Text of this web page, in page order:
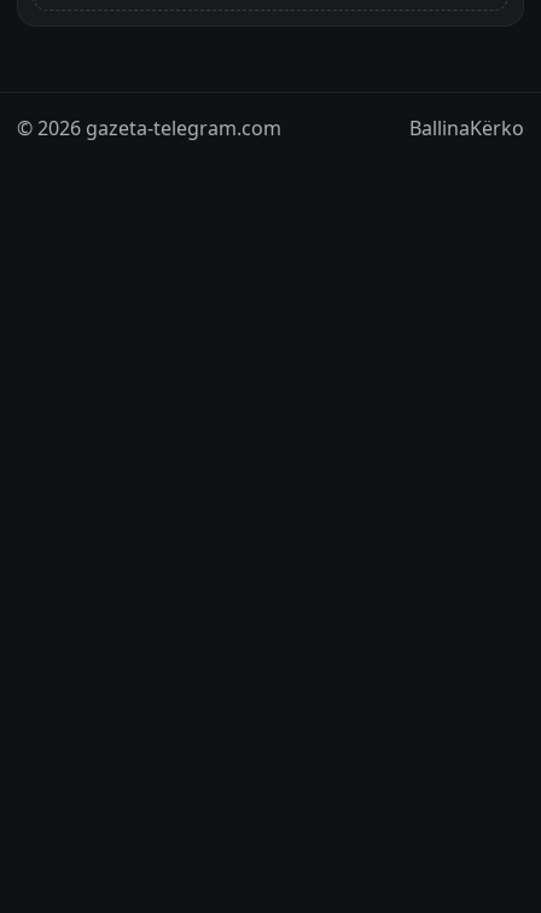
© 2026 gazeta-telegram.com BallinaKërko